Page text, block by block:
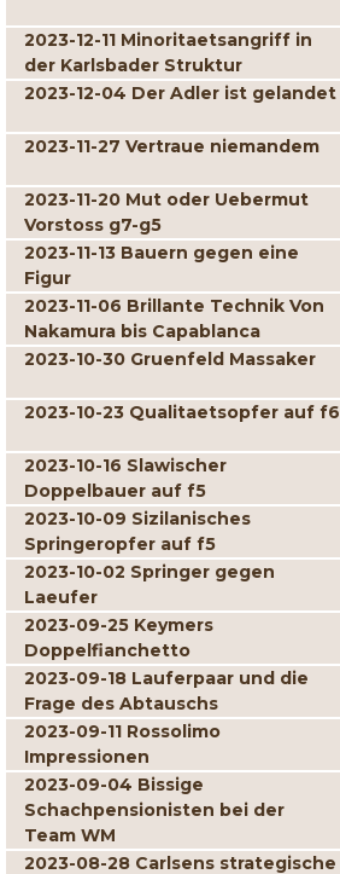
2023-12-11 Minoritaetsangriff in
der Karlsbader Struktur
2023-12-04 Der Adler ist gelandet
2023-11-27 Vertraue niemandem
2023-11-20 Mut oder Uebermut
Vorstoss g7-g5
2023-11-13 Bauern gegen eine
Figur
2023-11-06 Brillante Technik Von
Nakamura bis Capablanca
2023-10-30 Gruenfeld Massaker
2023-10-23 Qualitaetsopfer auf f6
2023-10-16 Slawischer
Doppelbauer auf f5
2023-10-09 Sizilanisches
Springeropfer auf f5
2023-10-02 Springer gegen
Laeufer
2023-09-25 Keymers
Doppelfianchetto
2023-09-18 Lauferpaar und die
Frage des Abtauschs
2023-09-11 Rossolimo
Impressionen
2023-09-04 Bissige
Schachpensionisten bei der
Team WM
2023-08-28 Carlsens strategische